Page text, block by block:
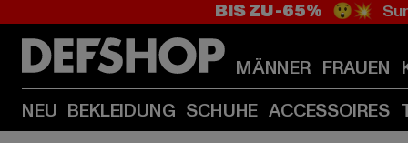
BIS ZU -65% 😲💥
MÄNNER FRAUEN
NEU BEKLEIDUNG SCHUHE ACCESSOIRES